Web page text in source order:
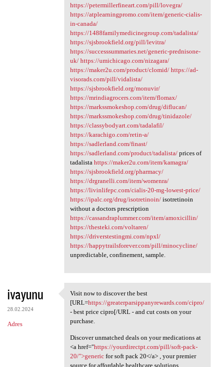
https://petermillerfineart.com/pill/lovegra/
https://atplearningpromo.com/item/generic-cialis-
in-canada/
https://1488familymedicinegroup.com/tadalista/
https://sjsbrookfield.org/pill/levitra/
https://successsummaries.net/generic-prednisone-
uk/ https://umichicago.com/nizagara/
https://maker2u.com/product/clomid/ https://ad-
visorads.com/pill/vidalista/
https://sjsbrookfield.org/monuvir/
https://mrindiagrocers.com/item/flomax/
https://markssmokeshop.com/drug/diflucan/
https://markssmokeshop.com/drug/tinidazole/
https://classybodyart.com/tadalafil/
https://karachigo.com/retin-a/
https://sadlerland.com/finast/
https://sadlerland.com/product/tadalista/prices of
tadalista https://maker2u.com/item/kamagra/
https://sjsbrookfield.org/pharmacy/
https://drgranelli.com/item/womenra/
https://livinlifepc.com/cialis-20-mg-lowest-price/
https://ipalc.org/drug/isotretinoin/isotretinoin
without a doctors prescription
https://cassandraplummer.com/item/amoxicillin/
https://thesteki.com/voltaren/
https://driverstestingmi.com/npxl/
https://happytrailsforever.com/pill/minocycline/
unpredictable, confinement, sample.
ivayunu
28.02.2024
Adres
Visit now to discover the
Visit now to discover the best
[URL=https://greaterparsippanyrewards.com/cipro/
- best price cipro[/URL - and cut costs on your
purchase.
Discover unmatched deals on your medications at
<a href="https://yourdirectpt.com/pill/soft-pack-
20/">genericfor soft pack 20</a> , your premier
source for affordable healthcare solutions.